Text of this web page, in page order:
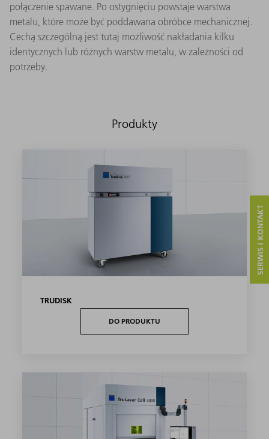
połączenie spawane. Po ostygnięciu powstaje warstwa
metalu, które może być poddawana obróbce mechanicznej.
Cechą szczególną jest tutaj możliwość nakładania kilku
identycznych lub różnych warstw metalu, w zależności od
potrzeby.
Produkty
TRUDISK
DO PRODUKTU
SERWIS I KONTAKT